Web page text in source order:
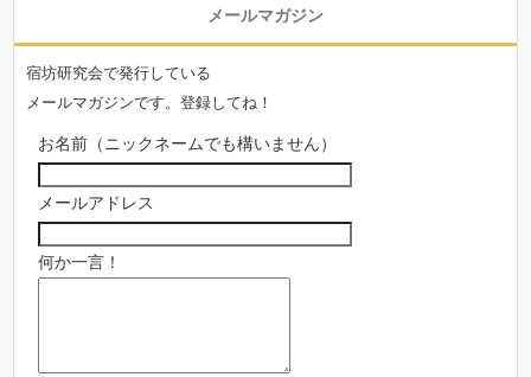
メールマガジン
宿坊研究会で発行している
メールマガジンです。登録してね！
お名前（ニックネームでも構いません）
メールアドレス
何か一言！